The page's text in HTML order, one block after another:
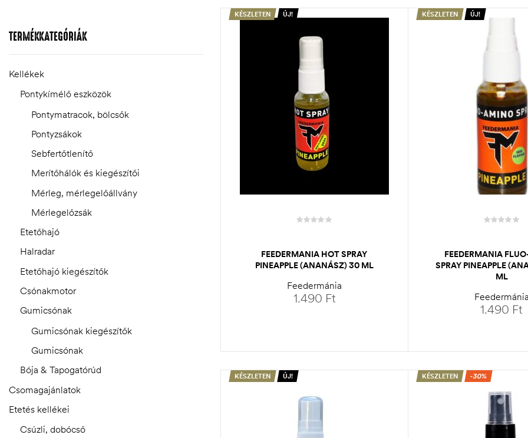
KÉSZLETEN ÚJ!
FEEDERMANIA HOT SPRAY
PINEAPPLE (ANANÁSZ) 30 ML
Feedermánia
1.490 Ft
KOSÁRBA TESZEM
KÉSZLETEN ÚJ!
FEEDERMANIA
SPRAY PINEAPPLE
ML
Feedermánia
1.490 Ft
KÉSZLETEN ÚJ! KÉSZLETEN -30%
TERMÉKKATEGÓRIÁK
Kellékek
Pontykímélő eszközök
Pontymatracok, bölcsők
Pontyzsákok
Sebfertőtlenítő
Merítőhálók és kiegészítői
Mérleg, mérlegelőállvány
Mérlegelőzsák
Etetőhajó
Halradar
Etetőhajó kiegészítők
Csónakmotor
Gumicsónak
Gumicsónak kiegészítők
Gumicsónak
Bója & Tapogatórúd
Csomagajánlatok
Etetés kellékei
Csúzli, dobócső